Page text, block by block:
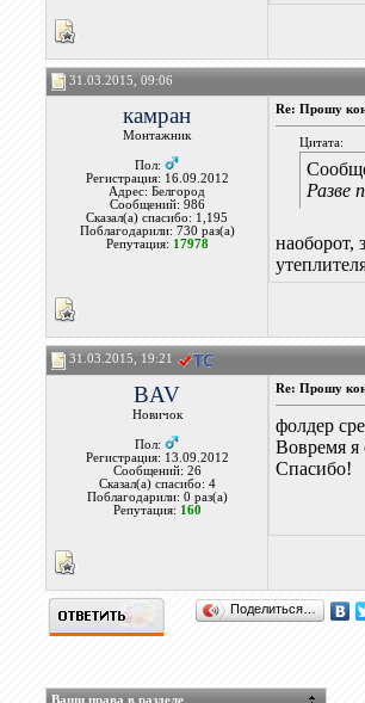
31.03.2015, 09:06
камран
Монтажник
Пол:
Регистрация: 16.09.2012
Адрес: Белгород
Сообщений: 986
Сказал(а) спасибо: 1,195
Поблагодарили: 730 раз(а)
Репутация: 17978
Re: Прошу
Цитата:
Разве
наоборот,
31.03.2015, 19:21
BAV
Новичок
Пол:
Регистрация: 13.09.2012
Сообщений: 26
Сказал(а) спасибо: 4
Поблагодарили: 0 раз(а)
Репутация: 160
Re: Прошу
фолдер
Вовремя я
Спасибо!
Поделиться…
Ваши права в разделе